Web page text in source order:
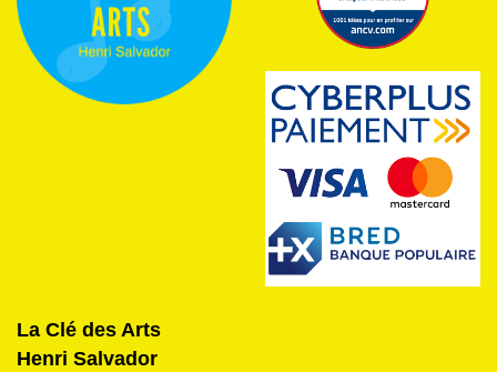
La Clé des Arts
Henri Salvador